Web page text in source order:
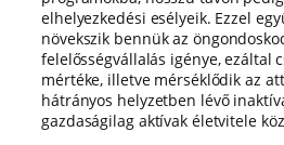
elhelyezkedési esélyeik. Ezzel
növekszik bennük az
felelősségvállalás igénye, ezáltal
mértéke, illetve mérséklődik az
hátrányos helyzetben lévő
gazdaságilag aktívak életvitele